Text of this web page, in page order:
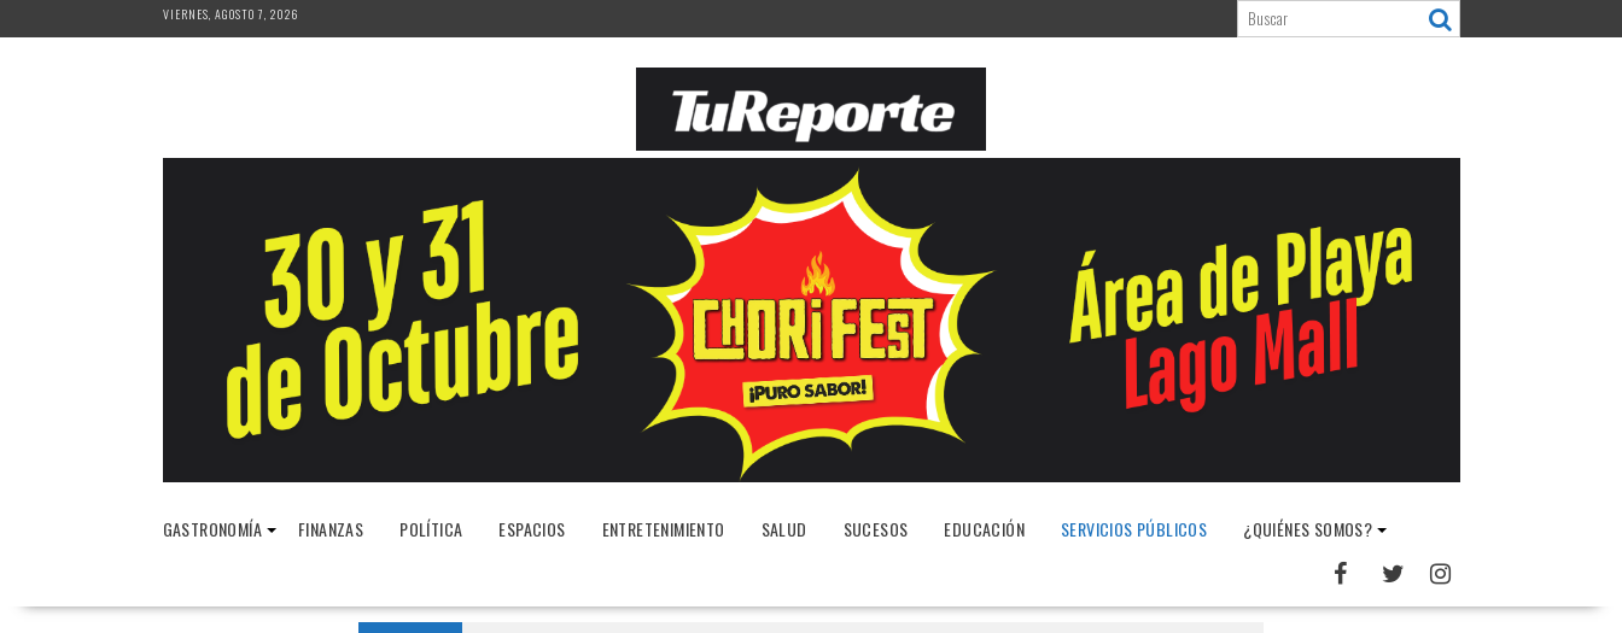
al
VIERNES, AGOSTO 7, 2026
GASTRONOMÍA FINANZAS POLÍTICA ESPACIOS ENTRETENIMIENTO SALUD SUCESOS EDUCACIÓN SERVICIOS PÚBLICOS ¿QUIÉNES SOMOS?